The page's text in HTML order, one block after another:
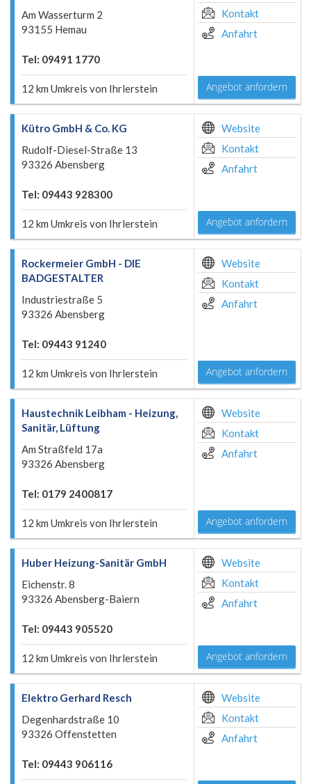
Am Wasserturm 2
93155 Hemau
Tel: 09491 1770
12 km Umkreis von Ihrlerstein
Kontakt
Anfahrt
Angebot anfordern
Kütro GmbH & Co. KG
Rudolf-Diesel-Straße 13
93326 Abensberg
Tel: 09443 928300
12 km Umkreis von Ihrlerstein
Website
Kontakt
Anfahrt
Angebot anfordern
Rockermeier GmbH - DIE
BADGESTALTER
Industriestraße 5
93326 Abensberg
Tel: 09443 91240
12 km Umkreis von Ihrlerstein
Website
Kontakt
Anfahrt
Angebot anfordern
Haustechnik Leibham - Heizung,
Sanitär, Lüftung
Am Straßfeld 17a
93326 Abensberg
Tel: 0179 2400817
12 km Umkreis von Ihrlerstein
Website
Kontakt
Anfahrt
Angebot anfordern
Huber Heizung-Sanitär GmbH
Eichenstr. 8
93326 Abensberg-Baiern
Tel: 09443 905520
12 km Umkreis von Ihrlerstein
Website
Kontakt
Anfahrt
Angebot anfordern
Elektro Gerhard Resch
Degenhardstraße 10
93326 Offenstetten
Tel: 09443 906116
Website
Kontakt
Anfahrt